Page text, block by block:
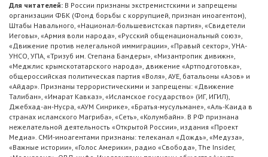
Для читателей: В России признаны экстремистскими и запрещены
организации ФБК (Фонд борьбы с коррупцией, признан иноагентом),
Штабы Навального, «Национал-большевистская партия», «Свидетели
Иеговы», «Армия воли народа», «Русский общенациональный союз»,
«Движение против нелегальной иммиграции», «Правый сектор», УНА-
УНСО, УПА, «Тризуб им. Степана Бандеры», «Мизантропик дивижн»,
«Меджлис крымскотатарского народа», движение «Артподготовка»,
общероссийская политическая партия «Воля», АУЕ, батальоны «Азов» и
«Айдар». Признаны террористическими и запрещены: «Движение
Талибан», «Имарат Кавказ», «Исламское государство» (ИГ, ИГИЛ),
Джебхад-ан-Нусра, «АУМ Синрике», «Братья-мусульмане», «Аль-Каида в
странах исламского Магриба», «Сеть», «Колумбайн». В РФ признана
нежелательной деятельность «Открытой России», издания «Проект
Медиа». СМИ-иноагентами признаны: телеканал «Дождь», «Медуза»,
«Важные истории», «Голос Америки», радио «Свобода», The Insider,